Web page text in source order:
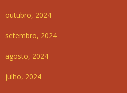
outubro, 2024
setembro, 2024
agosto, 2024
julho, 2024